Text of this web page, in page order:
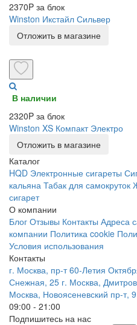
2370P за блок
Winston Икстайл Сильвер
Отложить в магазине
В наличии
2320P за блок
Winston XS Компакт Электро
Отложить в магазине
Каталог
HQD Электронные сигареты
кальяна Табак для самокруток
сигарет
О компании
Блог Отзывы Контакты Адреса
компании Политика cookie
Условия использования
Контакты
г. Москва, пр-т 60-Летия
Снежная, 25 г. Москва,
Москва, Новоясеневский пр-т, 9
09:00 - 21:00
Подпишитесь на нас